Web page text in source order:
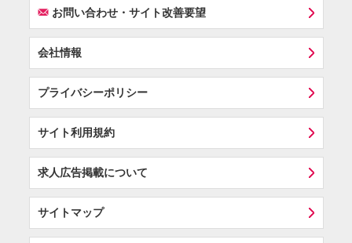
Fお問い合わせ・サイト改善要望
会社情報
プライバシーポリシー
サイト利用規約
求人広告掲載について
サイトマップ